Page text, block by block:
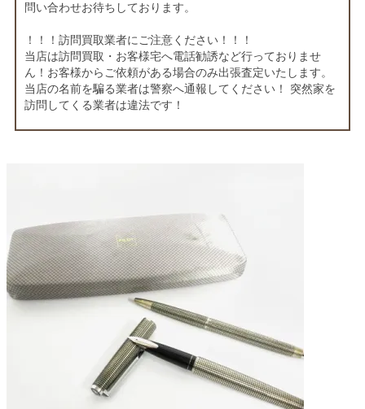
問い合わせお待ちしております。
！！！訪問買取業者にご注意ください！！！
当店は訪問買取・お客様宅へ電話勧誘など行っておりませ
ん！お客様からご依頼がある場合のみ出張査定いたします。
当店の名前を騙る業者は警察へ通報してください！ 突然家を
訪問してくる業者は違法です！